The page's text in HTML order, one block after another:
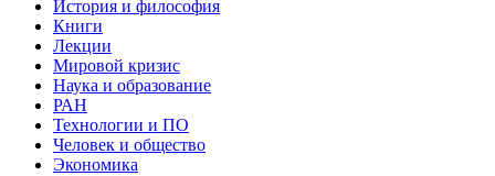
История и философия
Книги
Лекции
Мировой кризис
Наука и образование
РАН
Технологии и ПО
Человек и общество
Экономика